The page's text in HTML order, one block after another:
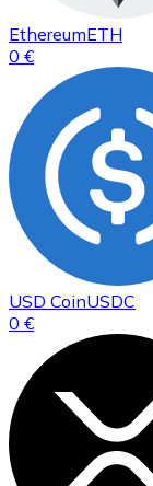
EthereumETH
0 €
USD CoinUSDC
0 €